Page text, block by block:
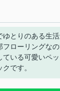
とりのある生活
フローリングな
ている可愛いペ
です。